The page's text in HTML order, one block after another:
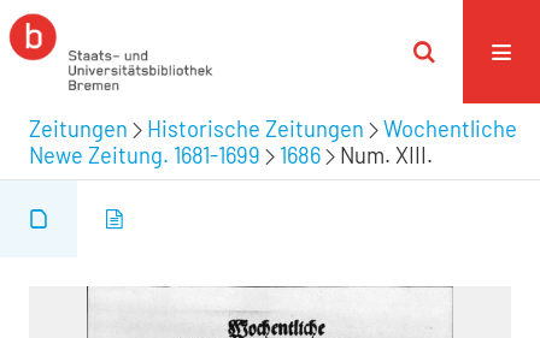
Zeitungen Historische Zeitungen
Wochentliche
Newe Zeitung. 1681-1699
1686 Num. XIII.